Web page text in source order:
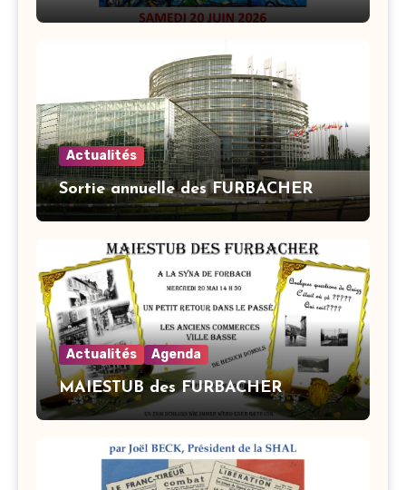
Actualités
Sortie annuelle des FURBACHER
Actualités Agenda
MAIESTUB des FURBACHER